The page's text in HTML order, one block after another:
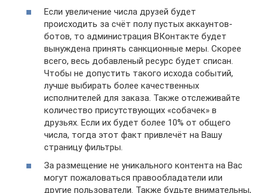
Если увеличение числа друзей будет
происходить за счёт полу пустых аккаунтов-
ботов, то администрация ВКонтакте будет
вынуждена принять санкционные меры. Скорее
всего, весь добавленый ресурс будет списан.
Чтобы не допустить такого исхода событий,
лучше выбирать более качественных
исполнителей для заказа. Также отслеживайте
количество присутствующих «собачек» в
друзьях. Если их будет более 10% от общего
числа, тогда этот факт привлечёт на Вашу
страницу фильтры.
За размещение не уникального контента на Вас
могут пожаловаться правообладатели или
другие пользователи. Также будьте внимательны,